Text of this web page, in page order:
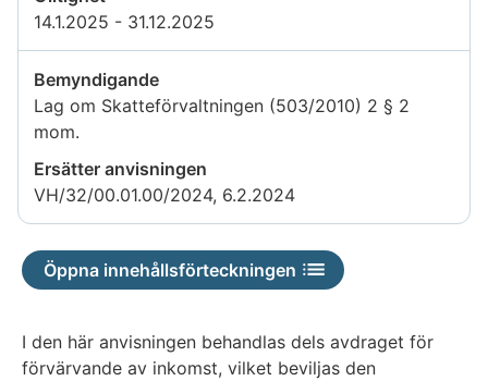
14.1.2025 - 31.12.2025
Bemyndigande
Lag om Skatteförvaltningen (503/2010) 2 § 2
mom.
Ersätter anvisningen
VH/32/00.01.00/2024, 6.2.2024
Öppna innehållsförteckningen
I den här anvisningen behandlas dels avdraget för
förvärvande av inkomst, vilket beviljas den